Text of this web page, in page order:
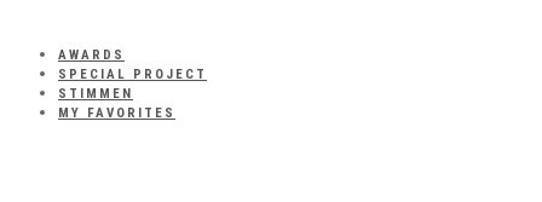
AWARDS
SPECIAL PROJECT
STIMMEN
MY FAVORITES